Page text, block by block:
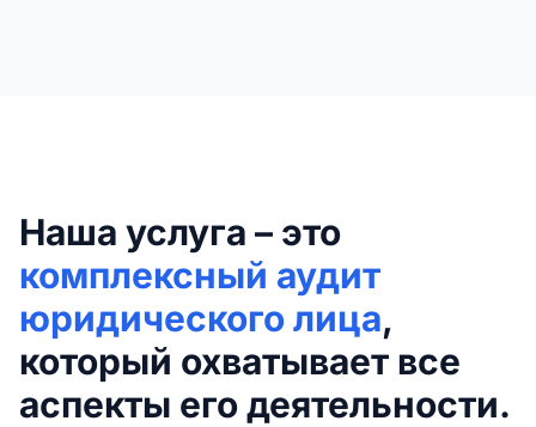
Наша услуга – это
комплексный аудит
юридического лица,
который охватывает все
аспекты его деятельности.